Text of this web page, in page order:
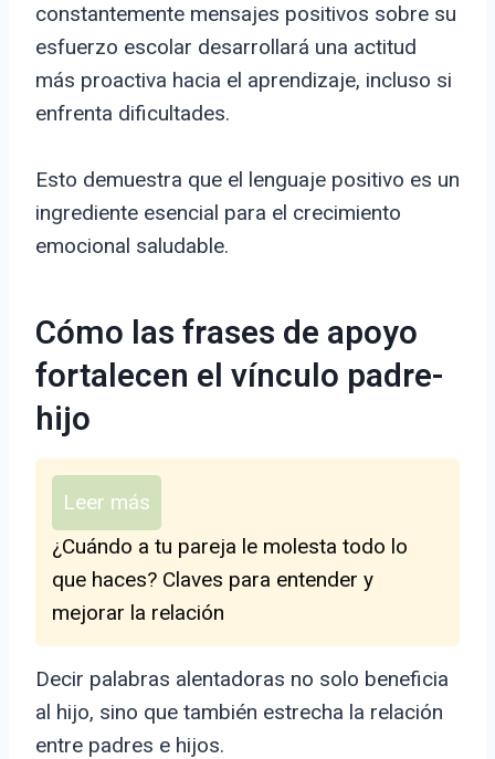
constantemente mensajes positivos sobre su
esfuerzo escolar desarrollará una actitud
más proactiva hacia el aprendizaje, incluso si
enfrenta dificultades.
Esto demuestra que el lenguaje positivo es un
ingrediente esencial para el crecimiento
emocional saludable.
Cómo las frases de apoyo
fortalecen el vínculo padre-
hijo
Leer más
¿Cuándo a tu pareja le molesta todo lo
que haces? Claves para entender y
mejorar la relación
Decir palabras alentadoras no solo beneficia
al hijo, sino que también estrecha la relación
entre padres e hijos.